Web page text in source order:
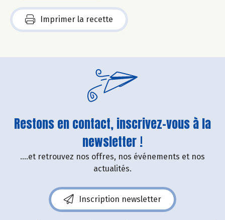
Imprimer la recette
Restons en contact, inscrivez-vous à la
newsletter !
....et retrouvez nos offres, nos événements et nos
actualités.
Inscription newsletter